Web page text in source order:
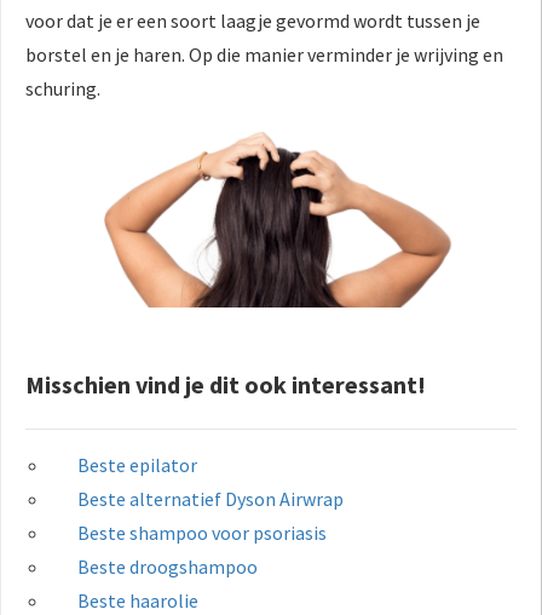
voor dat je er een soort laagje gevormd wordt tussen je
borstel en je haren. Op die manier verminder je wrijving en
schuring.
Misschien vind je dit ook interessant!
Beste epilator
Beste alternatief Dyson Airwrap
Beste shampoo voor psoriasis
Beste droogshampoo
Beste haarolie